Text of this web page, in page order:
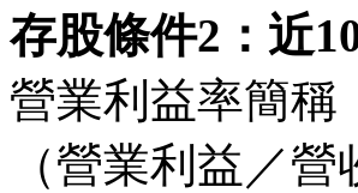
存股條件2：近
營業利益率簡稱
（營業利益／